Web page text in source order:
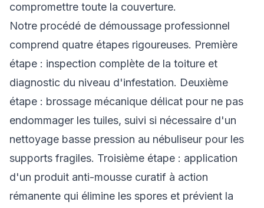
compromettre toute la couverture.
Notre procédé de démoussage professionnel
comprend quatre étapes rigoureuses. Première
étape : inspection complète de la toiture et
diagnostic du niveau d'infestation. Deuxième
étape : brossage mécanique délicat pour ne pas
endommager les tuiles, suivi si nécessaire d'un
nettoyage basse pression au nébuliseur pour les
supports fragiles. Troisième étape : application
d'un produit anti-mousse curatif à action
rémanente qui élimine les spores et prévient la